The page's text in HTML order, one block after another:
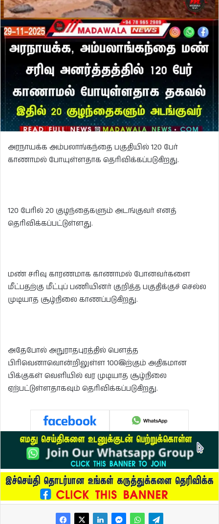
அரநாயக்க அம்பலாங்கந்தை பகுதியில் 120 பேர்
காணாமல் போயுள்ளதாக தெரிவிக்கப்படுகிறது.
120 பேரில் 20 குழந்தைகளும் அடங்குவர் எனத்
தெரிவிக்கப்பட்டுள்ளது.
மண் சரிவு காரணமாக காணாமல் போனவர்களை
மீட்பதற்கு மீட்புப் பணியினர் குறித்த பகுதிக்குச் செல்ல
முடியாத சூழ்நிலை காணப்படுகிறது.
அதேபோல் அநுராதபுரத்தில் பௌத்த
பிரிவெனாவொன்றிலுள்ள 100இற்கும் அதிகமான
பிக்குகள் வெளியில் வர முடியாத சூழ்நிலை
ஏற்பட்டுள்ளதாகவும் தெரிவிக்கப்படுகிறது.